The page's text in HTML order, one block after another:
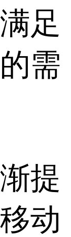
足
需
提
动